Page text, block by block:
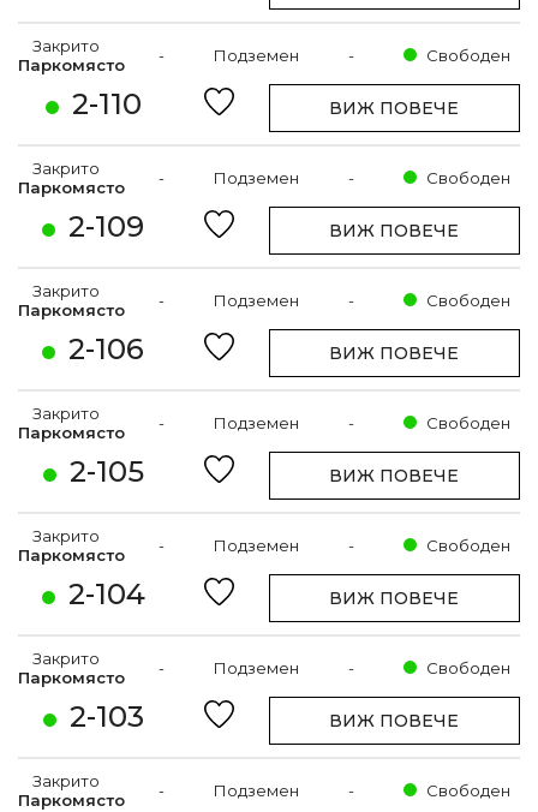
2-110
Закрито
Паркомясто
- Подземен - Свободен
ВИЖ ПОВЕЧЕ
2-109
Закрито
Паркомясто
- Подземен - Свободен
ВИЖ ПОВЕЧЕ
2-106
Закрито
Паркомясто
- Подземен - Свободен
ВИЖ ПОВЕЧЕ
2-105
Закрито
Паркомясто
- Подземен - Свободен
ВИЖ ПОВЕЧЕ
2-104
Закрито
Паркомясто
- Подземен - Свободен
ВИЖ ПОВЕЧЕ
2-103
Закрито
Паркомясто
- Подземен - Свободен
ВИЖ ПОВЕЧЕ
Закрито
Паркомясто
- Подземен - Свободен